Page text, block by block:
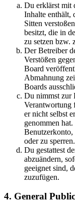
Du erklärst mit
Inhalte enthält,
Sitten
besitzt, die in
zu setzen bzw.
Der Betreiber
Verstößen
Board
Abmahnung
Boards
Du nimmst zur
Verantwortung
er nicht selbst
genommen
Benutzerkonto,
oder zu sperren.
Du gestattest
abzuändern,
geeignet sind,
zuzufügen.
4. General